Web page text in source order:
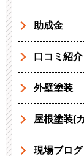
助成金
口コミ紹介
外壁塗装
屋根塗装(
現場ブログ